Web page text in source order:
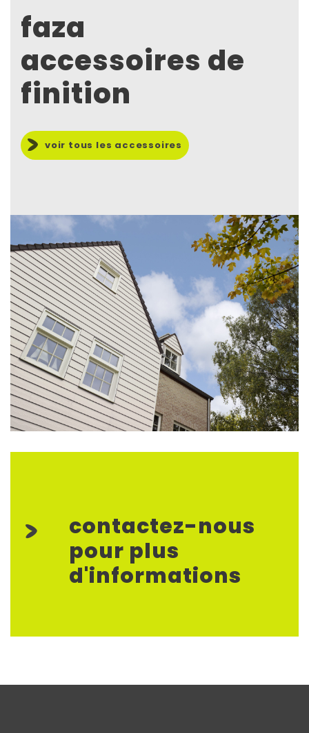
faza
accessoires de
finition
voir tous les accessoires
contactez-nous
pour plus
d'informations